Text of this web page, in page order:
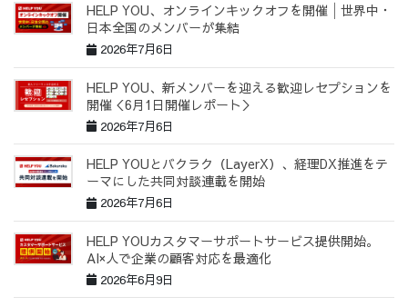
HELP YOU、オンラインキックオフを開催│世界中・
日本全国のメンバーが集結
2026年7月6日
HELP YOU、新メンバーを迎える歓迎レセプションを
開催＜6月1日開催レポート＞
2026年7月6日
HELP YOUとバクラク（LayerX）、経理DX推進をテ
ーマにした共同対談連載を開始
2026年7月6日
HELP YOUカスタマーサポートサービス提供開始。
AI×人で企業の顧客対応を最適化
2026年6月9日